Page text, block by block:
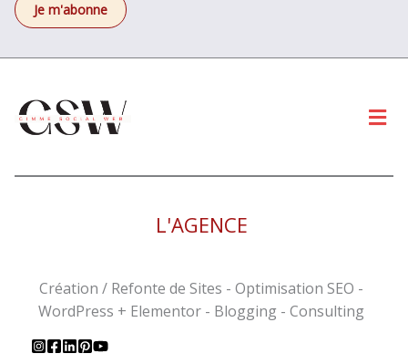
L'AGENCE
Création / Refonte de Sites - Optimisation SEO -
WordPress + Elementor - Blogging - Consulting